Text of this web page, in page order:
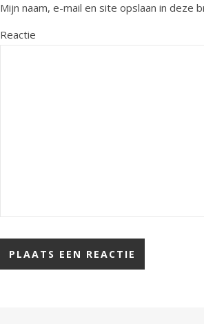
Mijn naam, e-mail en site opslaan in
Reactie